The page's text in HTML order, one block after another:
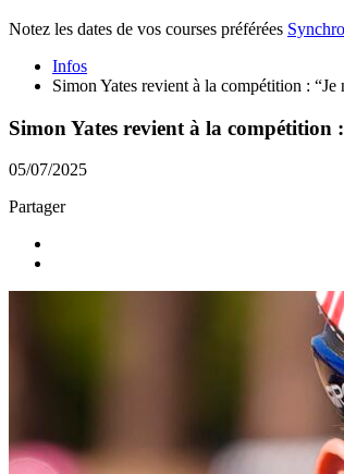
Notez les dates de vos courses préférées
Infos
Simon Yates revient à la compétition : “Je
Simon Yates revient à la compétition
05/07/2025
Partager